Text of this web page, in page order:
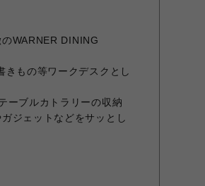
WARNER DINING
きもの等ワークデスクとし
ーブルカトラリーの収納
ジェットなどをサッとし